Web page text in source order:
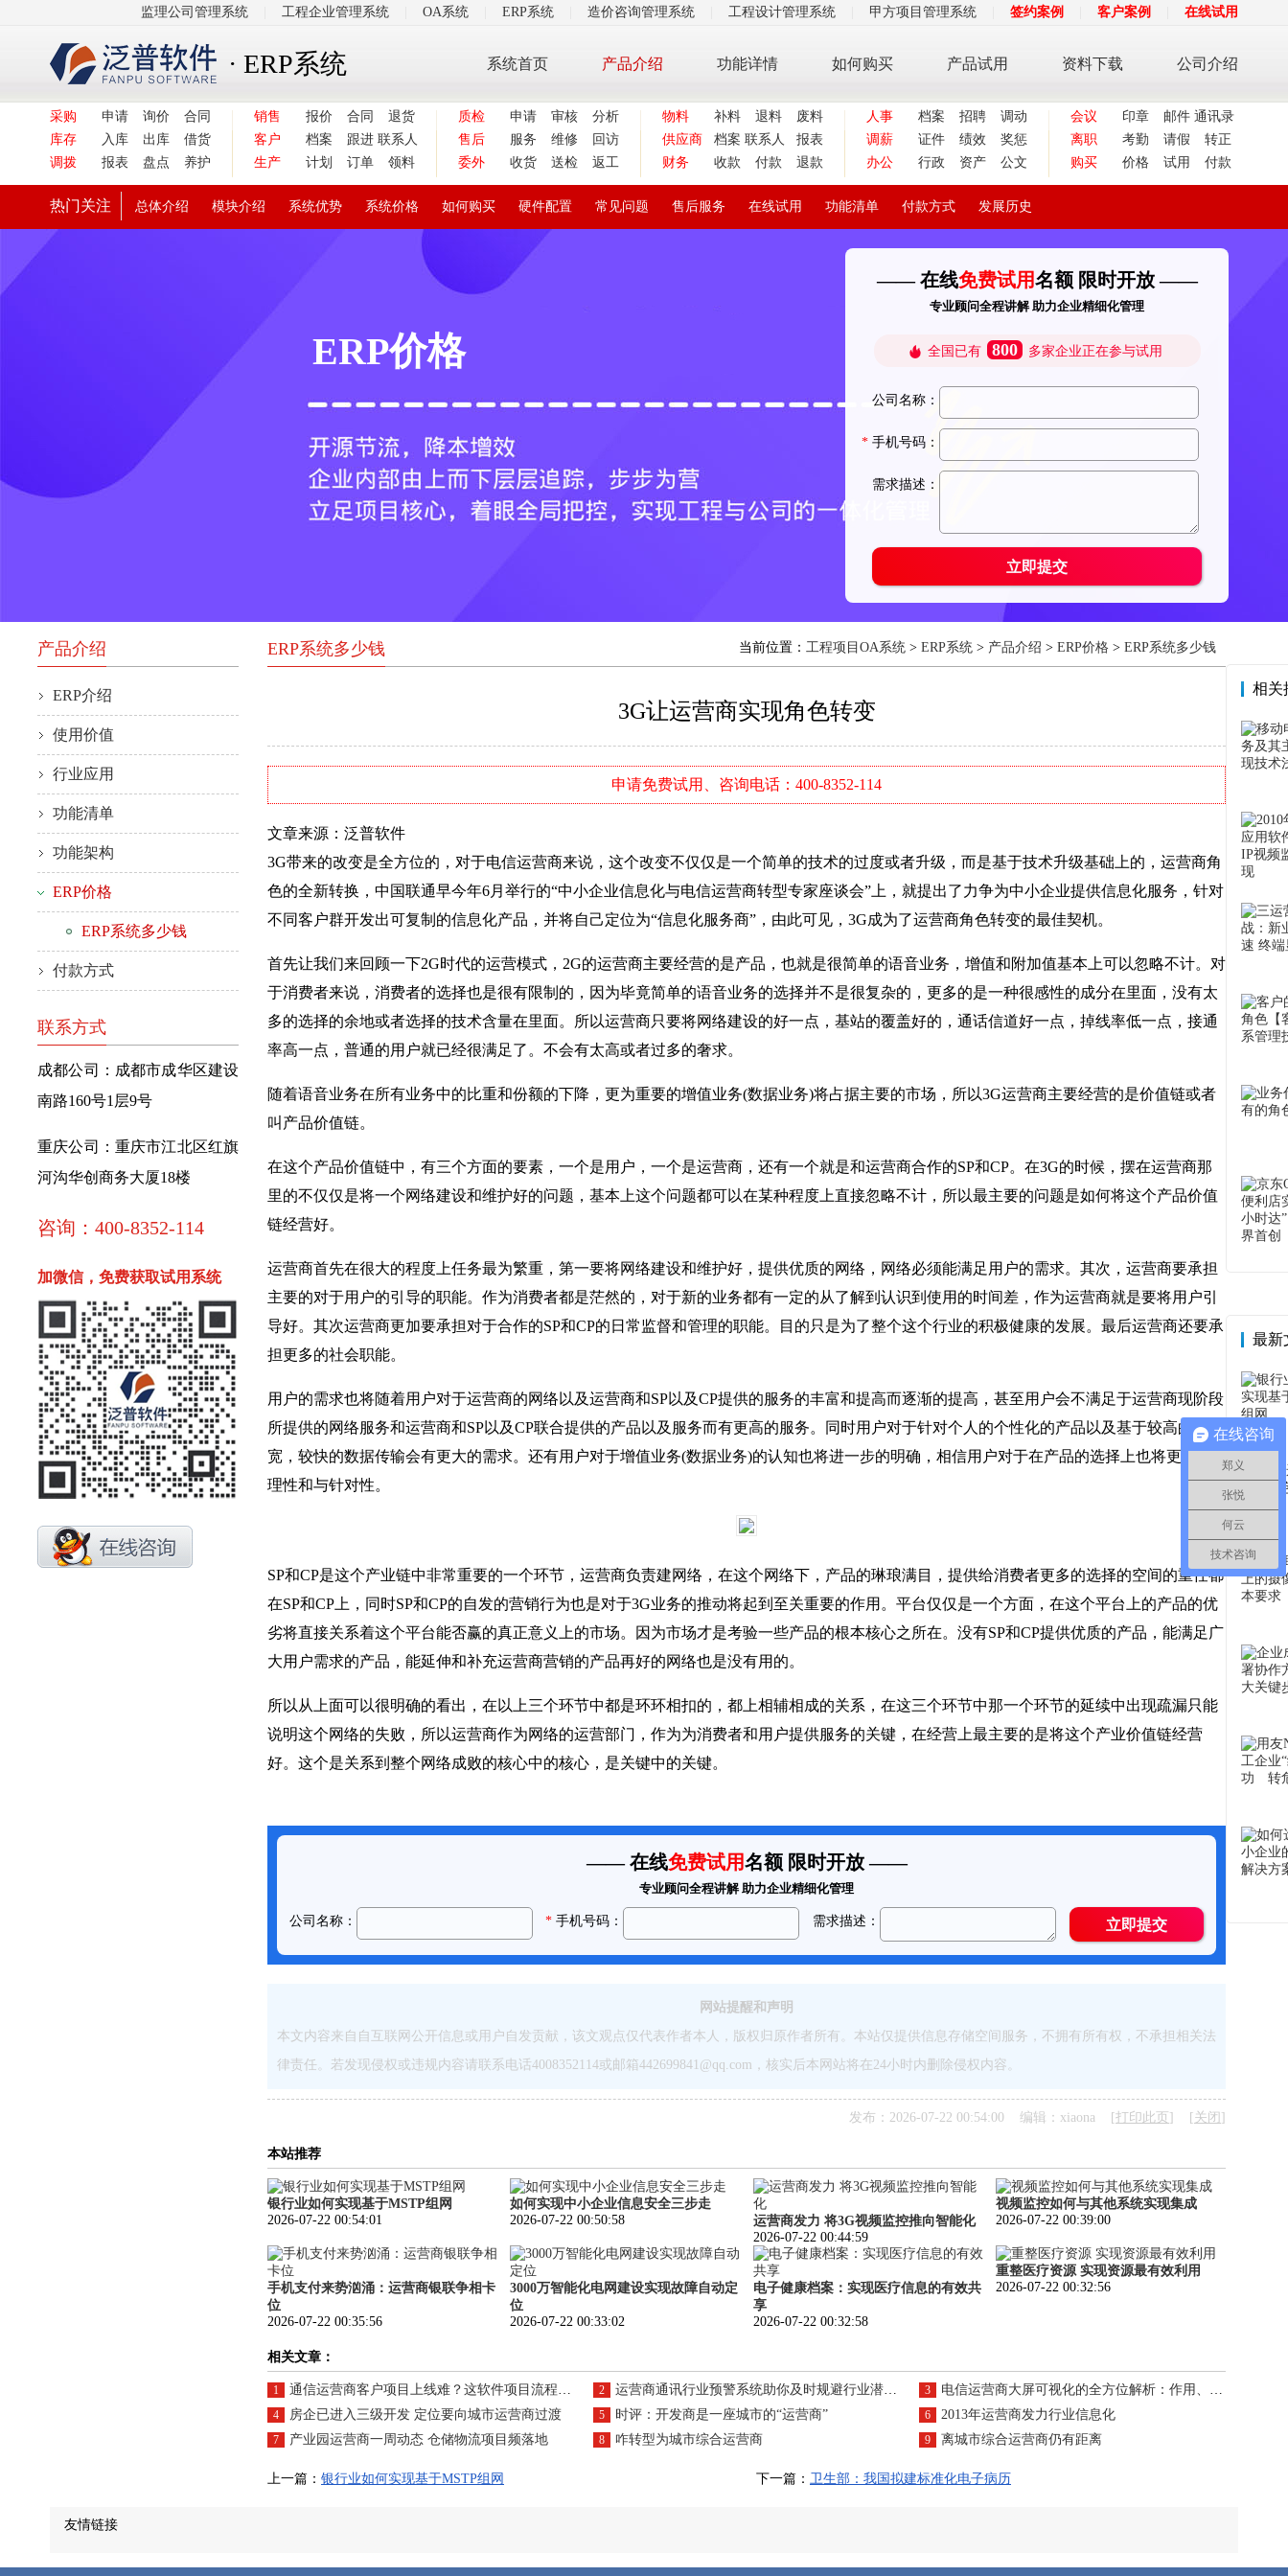
监理公司管理系统 工程企业管理系统 OA系统 ERP系统 造价咨询管理系统 工程设计管理系统 甲方项目管理系统 签约案例 客户案例 在线试用
· ERP系统 系统首页 产品介绍 功能详情 如何购买 产品试用 资料下载 公司介绍
采购 申请 询价
合同
库存
入库 出库
借货
调拨
报表 盘点 养护
销售 报价 合同
退货
客户
档案 跟进 联系人
生产
计划 订单 领料
质检 申请 审核
分析
售后
服务 维修
回访
委外
收货 送检 返工
物料 补料 退料
废料
供应商
档案 联系人
报表
财务
收款 付款 退款
人事 档案 招聘
调动
调薪
证件 绩效
奖惩
办公
行政 资产 公文
会议 印章 邮件 通讯录
离职
考勤 请假
转正
购买
价格 试用 付款
热门关注 总体介绍 模块介绍 系统优势 系统价格 如何购买 硬件配置 常见问题 售后服务 在线试用 功能清单 付款方式 发展历史
ERP价格
产品介绍
ERP介绍
使用价值
行业应用
功能清单
功能架构
ERP价格
ERP系统多少钱
付款方式
联系方式
成都公司：成都市成华区建设
南路160号1层9号
重庆公司：重庆市江北区红旗
河沟华创商务大厦18楼
咨询：400-8352-114
加微信，免费获取试用系统
ERP系统多少钱 当前位置： 工程项目OA系统 > ERP系统 > 产品介绍 > ERP价格 > ERP系统多少钱
3G让运营商实现角色转变
申请免费试用、咨询电话：400-8352-114
文章来源：泛普软件
3G带来的改变是全方位的，对于电信运营商来说，这个改变不仅仅是一个简单的技术的过度或者升级，而是基于技术升级基础上的，运营商角
色的全新转换，中国联通早今年6月举行的“中小企业信息化与电信运营商转型专家座谈会”上，就提出了力争为中小企业提供信息化服务，针对
不同客户群开发出可复制的信息化产品，并将自己定位为“信息化服务商”，由此可见，3G成为了运营商角色转变的最佳契机。
首先让我们来回顾一下2G时代的运营模式，2G的运营商主要经营的是产品，也就是很简单的语音业务，增值和附加值基本上可以忽略不计。对
于消费者来说，消费者的选择也是很有限制的，因为毕竟简单的语音业务的选择并不是很复杂的，更多的是一种很感性的成分在里面，没有太
多的选择的余地或者选择的技术含量在里面。所以运营商只要将网络建设的好一点，基站的覆盖好的，通话信道好一点，掉线率低一点，接通
率高一点，普通的用户就已经很满足了。不会有太高或者过多的奢求。
随着语音业务在所有业务中的比重和份额的下降，更为重要的增值业务(数据业务)将占据主要的市场，所以3G运营商主要经营的是价值链或者
叫产品价值链。
在这个产品价值链中，有三个方面的要素，一个是用户，一个是运营商，还有一个就是和运营商合作的SP和CP。在3G的时候，摆在运营商那
里的不仅仅是将一个网络建设和维护好的问题，基本上这个问题都可以在某种程度上直接忽略不计，所以最主要的问题是如何将这个产品价值
链经营好。
运营商首先在很大的程度上任务最为繁重，第一要将网络建设和维护好，提供优质的网络，网络必须能满足用户的需求。其次，运营商要承担
主要的对于用户的引导的职能。作为消费者都是茫然的，对于新的业务都有一定的从了解到认识到使用的时间差，作为运营商就是要将用户引
导好。其次运营商更加要承担对于合作的SP和CP的日常监督和管理的职能。目的只是为了整个这个行业的积极健康的发展。最后运营商还要承
担更多的社会职能。
用户的需求也将随着用户对于运营商的网络以及运营商和SP以及CP提供的服务的丰富和提高而逐渐的提高，甚至用户会不满足于运营商现阶段
所提供的网络服务和运营商和SP以及CP联合提供的产品以及服务而有更高的服务。同时用户对于针对个人的个性化的产品以及基于较高的带
宽，较快的数据传输会有更大的需求。还有用户对于增值业务(数据业务)的认知也将进一步的明确，相信用户对于在产品的选择上也将更加的
理性和与针对性。
SP和CP是这个产业链中非常重要的一个环节，运营商负责建网络，在这个网络下，产品的琳琅满目，提供给消费者更多的选择的空间的重任都
在SP和CP上，同时SP和CP的自发的营销行为也是对于3G业务的推动将起到至关重要的作用。平台仅仅是一个方面，在这个平台上的产品的优
劣将直接关系着这个平台能否赢的真正意义上的市场。因为市场才是考验一些产品的根本核心之所在。没有SP和CP提供优质的产品，能满足广
大用户需求的产品，能延伸和补充运营商营销的产品再好的网络也是没有用的。
所以从上面可以很明确的看出，在以上三个环节中都是环环相扣的，都上相辅相成的关系，在这三个环节中那一个环节的延续中出现疏漏只能
说明这个网络的失败，所以运营商作为网络的运营部门，作为为消费者和用户提供服务的关键，在经营上最主要的是将这个产业价值链经营
好。这个是关系到整个网络成败的核心中的核心，是关键中的关键。
网站提醒和声明
本文内容来自自互联网公开信息或用户自发贡献，该文观点仅代表作者本人，版权归原作者所有。本站仅提供信息存储空间服务，不拥有所有权，不承担相关法
律责任。若发现侵权或违规内容请联系电话4008352114或邮箱442699841@qq.com，核实后本网站将在24小时内删除侵权内容。
发布：2026-07-22 00:54:00 编辑：xiaona [打印此页 ] [关闭 ]
本站推荐
银行业如何实现基于MSTP组网
2026-07-22 00:54:01
如何实现中小企业信息安全三步走
2026-07-22 00:50:58
运营商发力 将3G视频监控推向智能化
2026-07-22 00:44:59
视频监控如何与其他系统实现集成
2026-07-22 00:39:00
手机支付来势汹涌：运营商银联争相卡
位
2026-07-22 00:35:56
3000万智能化电网建设实现故障自动定
位
2026-07-22 00:33:02
电子健康档案：实现医疗信息的有效共
享
2026-07-22 00:32:58
重整医疗资源 实现资源最有效利用
2026-07-22 00:32:56
相关文章：
1 通信运营商客户项目上线难？这软件项目流程能节省多少成本？ 2 运营商通讯行业预警系统助你及时规避行业潜在风险 3 电信运营商大屏可视化的全方位解析：作用、特点、优势与热门工具
4 房企已进入三级开发 定位要向城市运营商过渡 5 时评：开发商是一座城市的“运营商” 6 2013年运营商发力行业信息化
7 产业园运营商一周动态 仓储物流项目频落地 8 咋转型为城市综合运营商 9 离城市综合运营商仍有距离
上一篇： 银行业如何实现基于MSTP组网 下一篇： 卫生部：我国拟建标准化电子病历
相关
最新
友情链接
在线咨询
郑义
张悦
何云
技术咨询